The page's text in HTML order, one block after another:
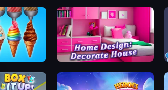
Home Design: Decorate House